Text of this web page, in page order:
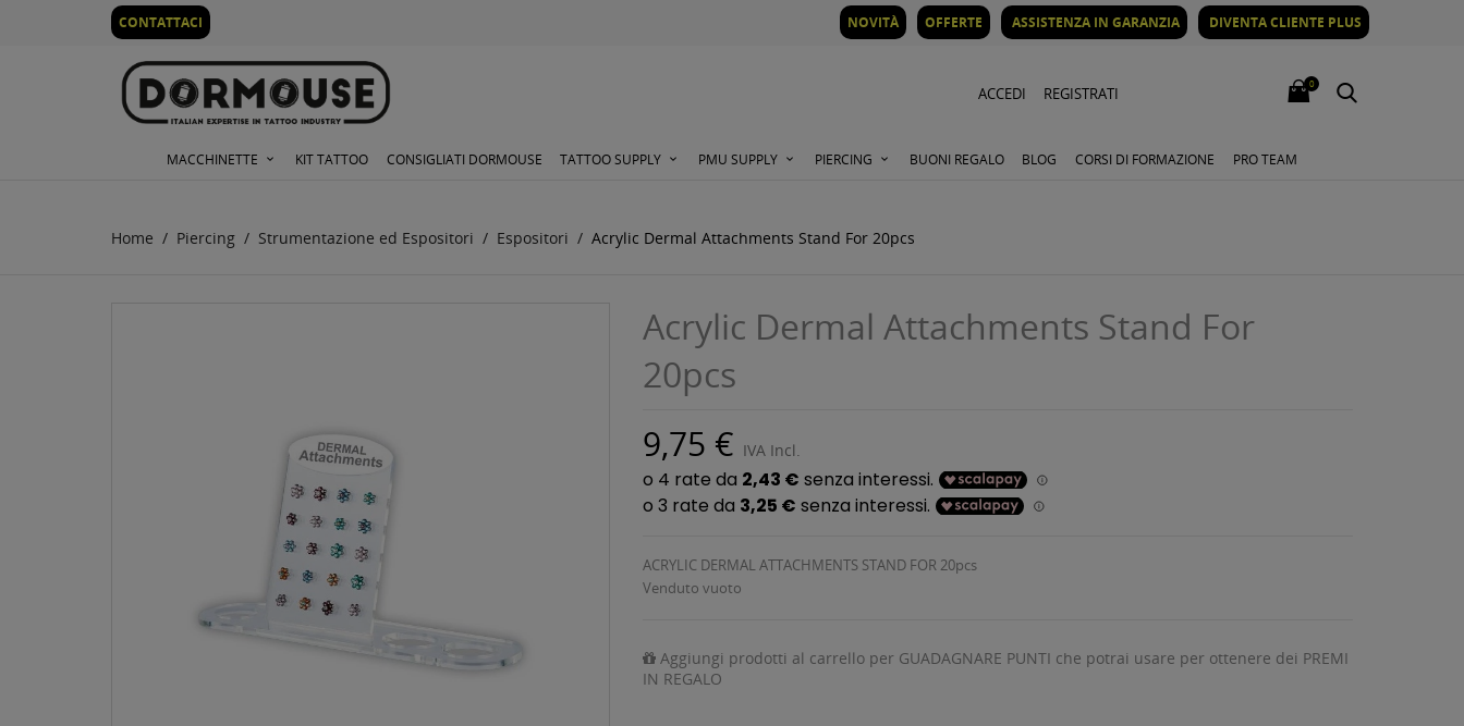
CONTATTACI NOVITÀ OFFERTE ASSISTENZA IN GARANZIA DIVENTA CLIENTE PLUS
ACCEDI REGISTRATI
0
MACCHINETTE KIT TATTOO CONSIGLIATI DORMOUSE TATTOO SUPPLY PMU SUPPLY PIERCING BUONI REGALO BLOG CORSI DI FORMAZIONE PRO TEAM
Home Piercing Strumentazione ed Espositori Espositori Acrylic Dermal Attachments Stand For 20pcs
Acrylic Dermal Attachments Stand For
20pcs
9,75 € IVA Incl.
ACRYLIC DERMAL ATTACHMENTS STAND FOR 20pcs
Venduto vuoto
Aggiungi prodotti al carrello per GUADAGNARE PUNTI che potrai usare per ottenere dei PREMI
IN REGALO